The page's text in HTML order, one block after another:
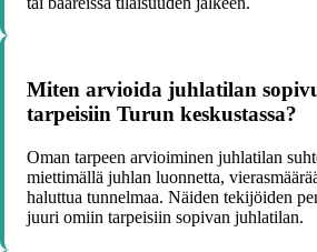
Miten arvioida juhlatilan
tarpeisiin Turun keskustassa?
Oman tarpeen arvioiminen juhlatilan
miettimällä juhlan luonnetta,
haluttua tunnelmaa. Näiden tekijöiden
juuri omiin tarpeisiin sopivan juhlatilan.